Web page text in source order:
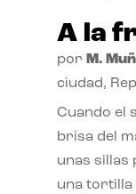
A la
por M.
ciudad,
Cuando el
brisa del
unas sillas
una tortilla